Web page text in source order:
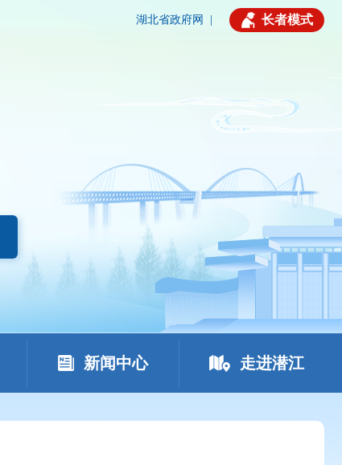
湖北省政府网 长者模式
新闻中心 走进潜江